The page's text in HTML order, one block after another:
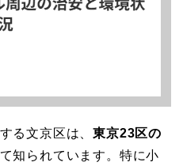
る文京区は、東京23区の
知られています。特に小